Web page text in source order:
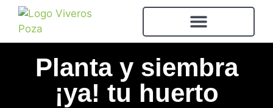
Planta y siembra
¡ya! tu huerto